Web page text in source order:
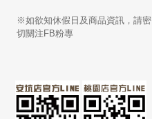
※如欲知休假日及商品資訊，請密
切關注FB粉專